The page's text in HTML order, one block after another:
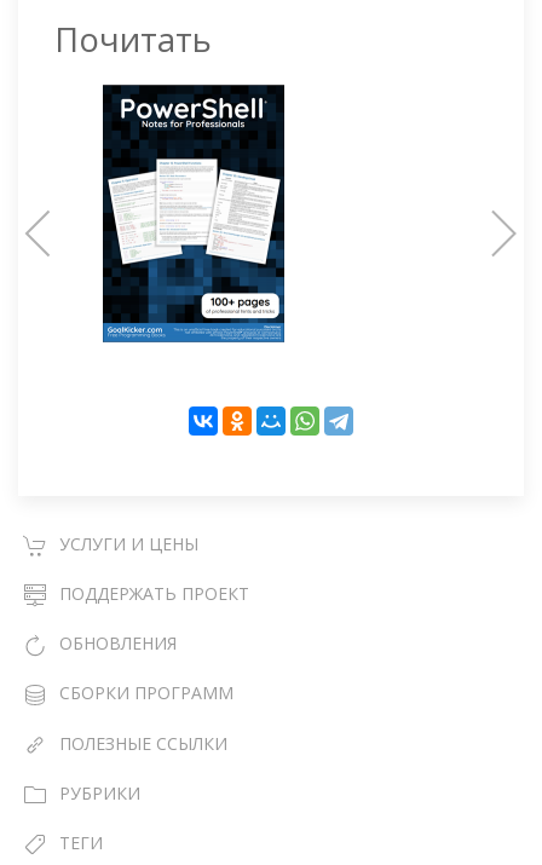
Почитать
УСЛУГИ И ЦЕНЫ
ПОДДЕРЖАТЬ ПРОЕКТ
ОБНОВЛЕНИЯ
СБОРКИ ПРОГРАММ
ПОЛЕЗНЫЕ ССЫЛКИ
РУБРИКИ
ТЕГИ